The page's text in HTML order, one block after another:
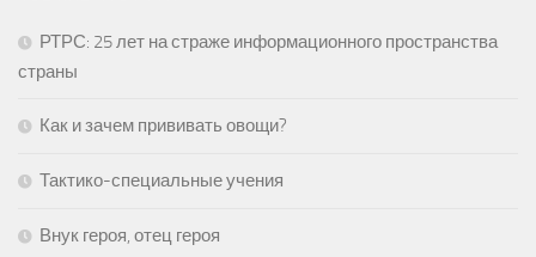
РТРС: 25 лет на страже информационного пространства
страны
Как и зачем прививать овощи?
Тактико-специальные учения
Внук героя, отец героя